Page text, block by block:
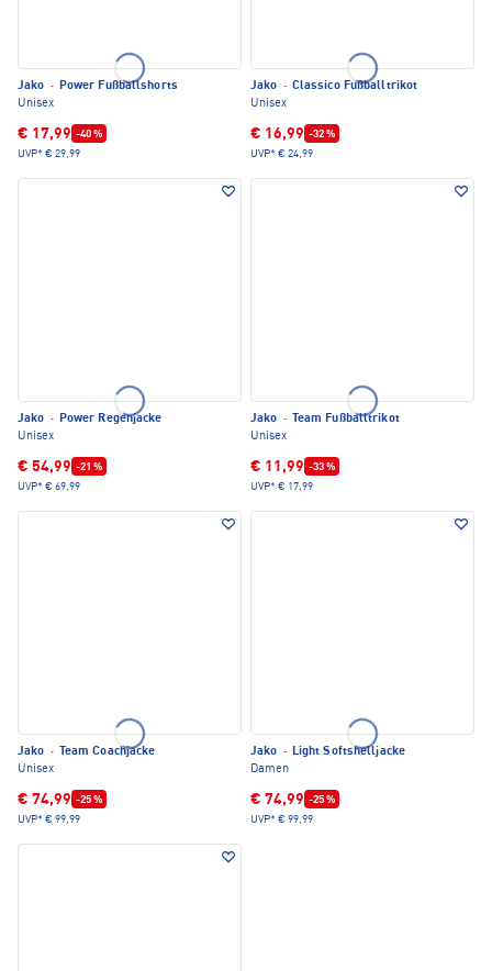
Jako · Power Fußballshorts
Unisex
€ 17,99 -40 %
UVP* € 29,99
Jako · Classico Fußballtrikot
Unisex
€ 16,99 -32 %
UVP* € 24,99
Jako · Power Regenjacke
Unisex
€ 54,99 -21 %
UVP* € 69,99
Jako ·
Team Fußballtrikot
Unisex
€ 11,99 -33 %
UVP* € 17,99
Jako ·
Team Coachjacke
Unisex
€ 74,99 -25 %
UVP* € 99,99
Jako · Light Softshelljacke
Damen
€ 74,99 -25 %
UVP* € 99,99